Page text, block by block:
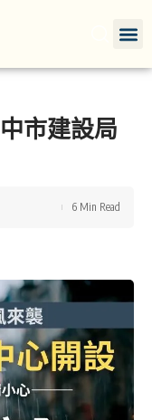
市建設局
6 Min Read